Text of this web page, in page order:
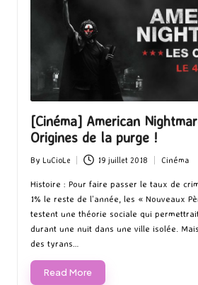
[Cinéma] American
Origines de la purge !
Posted
by
By LuCioLe 19 juillet 2018
Posted
Cinéma
Histoire : Pour faire passer le taux de
1% le reste de l’année, les « Nouveaux
testent une théorie sociale qui
durant une nuit dans une ville isolée.
des tyrans…
Read More